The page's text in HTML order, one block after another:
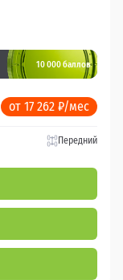
10 000 баллов
от 17 262 ₽/мес
Передний